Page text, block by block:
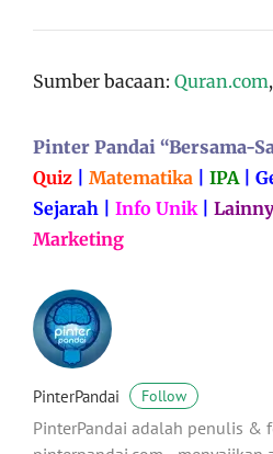
Sumber bacaan: Quran.com,
Pinter Pandai “Bersama-
Quiz
Matematika IPA|
Sejarah
Info Unik
Marketing
PinterPandai Follow
PinterPandai adalah penulis &